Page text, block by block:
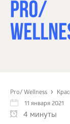
Pro/ Wellness
11 января 2021
4 минуты
СПОРТ
ЗДОРОВЬЕ